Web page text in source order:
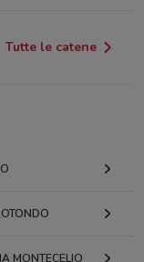
Tutte le catene
MONTECELIO